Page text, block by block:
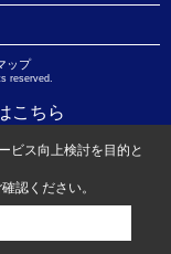
ップ
reserved.
こちら
ビス向上検討を目的と
認ください。